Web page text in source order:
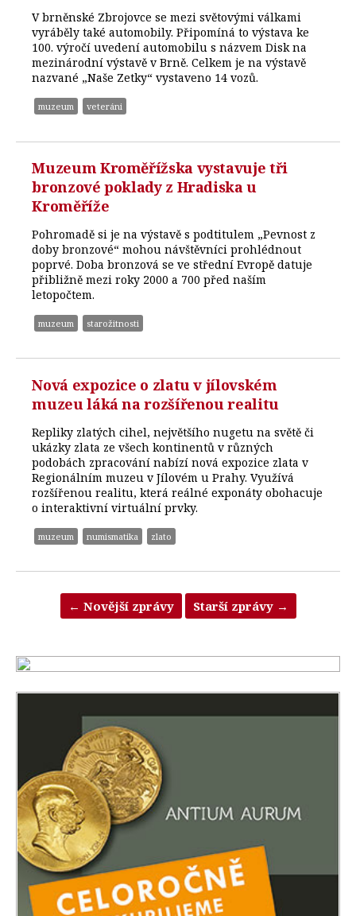
V brněnské Zbrojovce se mezi světovými válkami
vyráběly také automobily. Připomíná to výstava ke
100. výročí uvedení automobilu s názvem Disk na
mezinárodní výstavě v Brně. Celkem je na výstavě
nazvané „Naše Zetky“ vystaveno 14 vozů.
muzeum veteráni
Muzeum Kroměřížska vystavuje tři
bronzové poklady z Hradiska u
Kroměříže
Pohromadě si je na výstavě s podtitulem „Pevnost z
doby bronzové“ mohou návštěvníci prohlédnout
poprvé. Doba bronzová se ve střední Evropě datuje
přibližně mezi roky 2000 a 700 před naším
letopočtem.
muzeum starožitnosti
Nová expozice o zlatu v jílovském
muzeu láká na rozšířenou realitu
Repliky zlatých cihel, největšího nugetu na světě či
ukázky zlata ze všech kontinentů v různých
podobách zpracování nabízí nová expozice zlata v
Regionálním muzeu v Jílovém u Prahy. Využívá
rozšířenou realitu, která reálné exponáty obohacuje
o interaktivní virtuální prvky.
muzeum numismatika zlato
← Novější zprávy Starší zprávy →